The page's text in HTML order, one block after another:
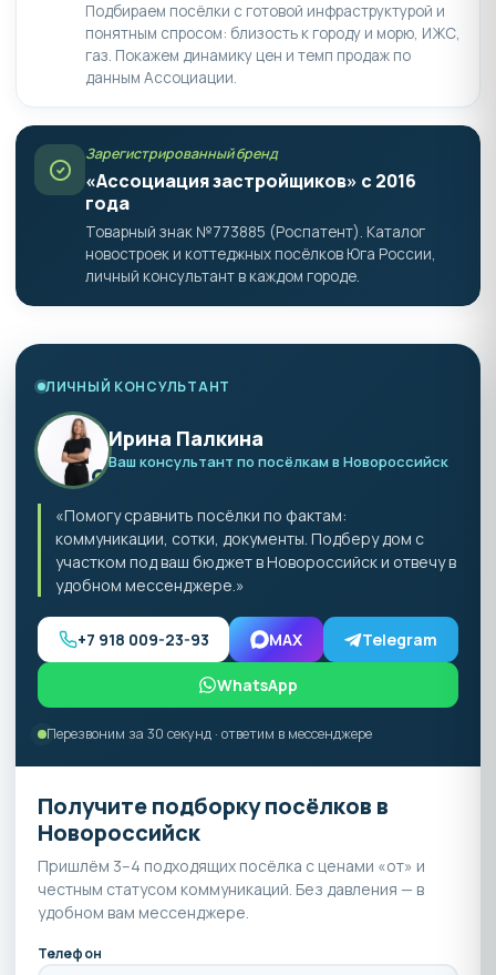
Подбираем посёлки с готовой инфраструктурой и
понятным спросом: близость к городу и морю, ИЖС,
газ. Покажем динамику цен и темп продаж по
данным Ассоциации.
Зарегистрированный бренд
«Ассоциация застройщиков» с 2016
года
Товарный знак №773885 (Роспатент). Каталог
новостроек и коттеджных посёлков Юга России,
личный консультант в каждом городе.
ЛИЧНЫЙ КОНСУЛЬТАНТ
Ирина Палкина
Ваш консультант по посёлкам в Новороссийск
«Помогу сравнить посёлки по фактам:
коммуникации, сотки, документы. Подберу дом с
участком под ваш бюджет в Новороссийск и отвечу в
удобном мессенджере.»
+7 918 009-23-93 MAX Telegram
WhatsApp
Перезвоним за 30 секунд · ответим в мессенджере
Получите подборку посёлков в
Новороссийск
Пришлём 3–4 подходящих посёлка с ценами «от» и
честным статусом коммуникаций. Без давления — в
удобном вам мессенджере.
Телефон